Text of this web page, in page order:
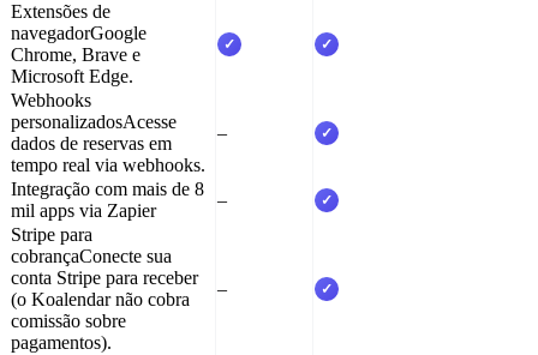
Extensões de
navegadorGoogle
Chrome, Brave e
Microsoft Edge.
✓ ✓
Webhooks
personalizadosAcesse
dados de reservas em
tempo real via webhooks.
– ✓
Integração com mais de 8
mil apps via Zapier
– ✓
Stripe para
cobrançaConecte sua
conta Stripe para receber
(o Koalendar não cobra
comissão sobre
pagamentos).
– ✓